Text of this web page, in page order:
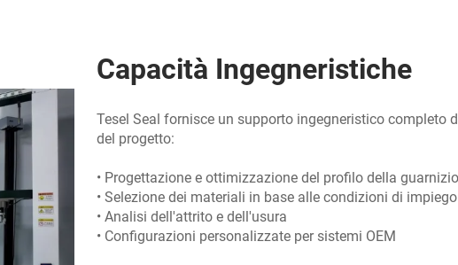
Capacità Ingegneristiche
Tesel Seal fornisce un supporto ingegneristico completo
del progetto:
• Progettazione e ottimizzazione del profilo della
• Selezione dei materiali in base alle condizioni di impiego
• Analisi dell'attrito e dell'usura
• Configurazioni personalizzate per sistemi OEM